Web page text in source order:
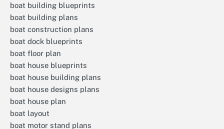
boat building blueprints
boat building plans
boat construction plans
boat dock blueprints
boat floor plan
boat house blueprints
boat house building plans
boat house designs plans
boat house plan
boat layout
boat motor stand plans